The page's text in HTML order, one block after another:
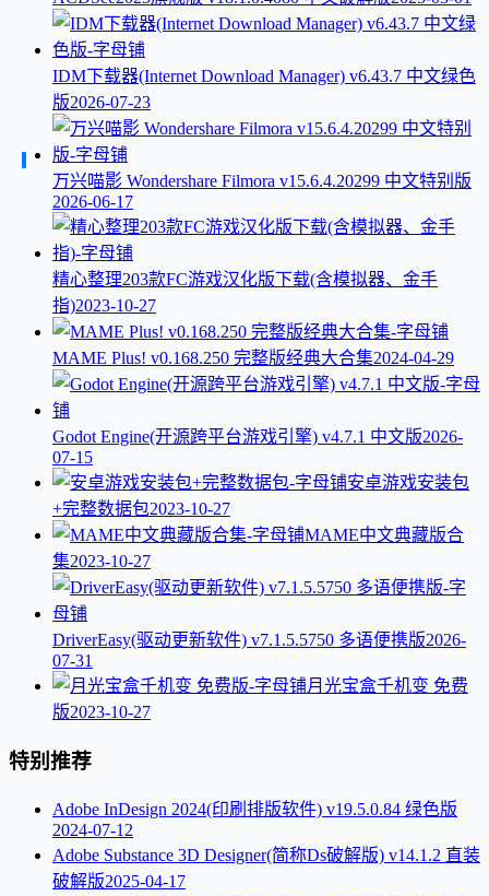
IDM下载器(Internet Download Manager) v6.43.7 中文绿色
版2026-07-23
万兴喵影 Wondershare Filmora v15.6.4.20299 中文特别版
2026-06-17
精心整理203款FC游戏汉化版下载(含模拟器、金手
指)2023-10-27
MAME Plus! v0.168.250 完整版经典大合集2024-04-29
Godot Engine(开源跨平台游戏引擎) v4.7.1 中文版2026-
07-15
安卓游戏安装包
+完整数据包2023-10-27
MAME中文典藏版合
集2023-10-27
DriverEasy(驱动更新软件) v7.1.5.5750 多语便携版2026-
07-31
月光宝盒千机变 免费
版2023-10-27
特别推荐
Adobe InDesign 2024(印刷排版软件) v19.5.0.84 绿色版
2024-07-12
Adobe Substance 3D Designer(简称Ds破解版) v14.1.2 直装
破解版2025-04-17